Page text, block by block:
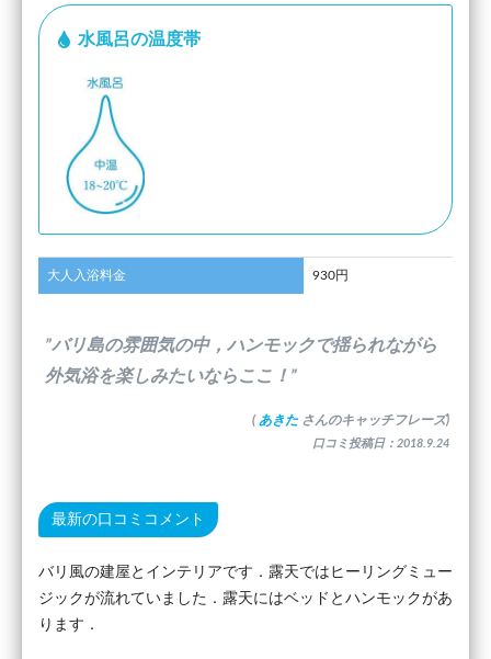
水風呂の温度帯
大人入浴料金 930円
”バリ島の雰囲気の中，ハンモックで揺られながら
外気浴を楽しみたいならここ！”
( あきた さんのキャッチフレーズ)
口コミ投稿日：2018.9.24
最新の口コミコメント
バリ風の建屋とインテリアです．露天ではヒーリングミュー
ジックが流れていました．露天にはベッドとハンモックがあ
ります．